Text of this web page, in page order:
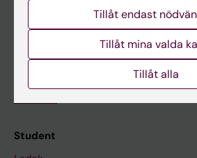
På gång
Student
Tillåt endast
Tillåt mina valda
Tillåt alla